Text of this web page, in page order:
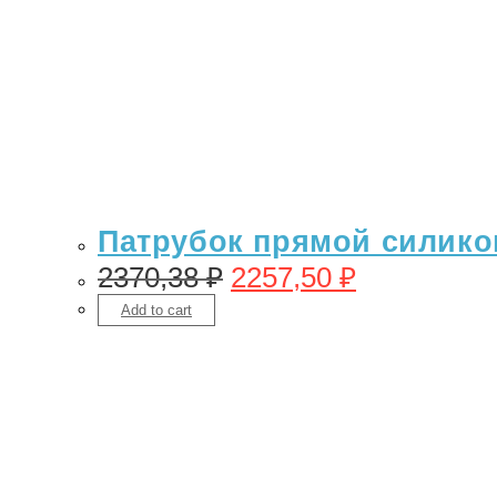
Патрубок прямой
2370,38₽ 2257,50 ₽
Add to cart